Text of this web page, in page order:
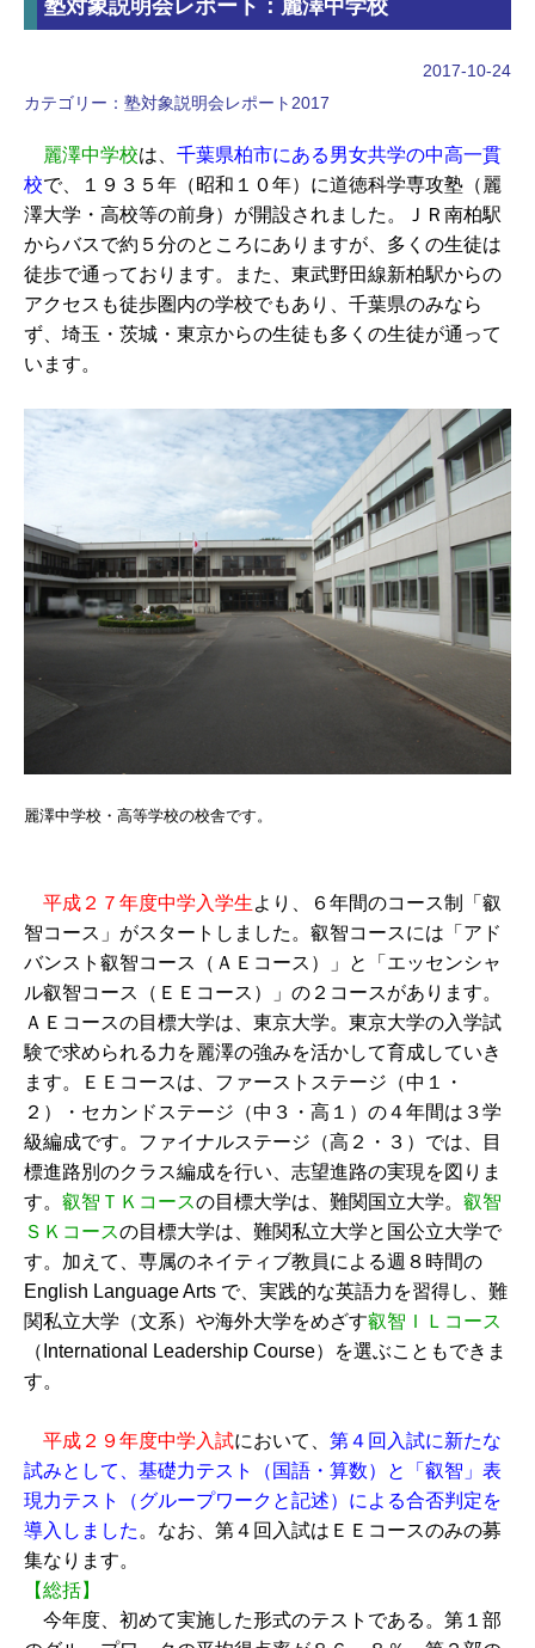
塾対象説明会レポート：麗澤中学校
2017-10-24
カテゴリー： 塾対象説明会レポート2017
麗澤中学校は、 千葉県柏市にある男女共学の中高一貫
校で、１９３５年（昭和１０年）に道徳科学専攻塾（麗
澤大学・高校等の前身）が開設されました。ＪＲ南柏駅
からバスで約５分のところにありますが、多くの生徒は
徒歩で通っております。また、東武野田線新柏駅からの
アクセスも徒歩圏内の学校でもあり、千葉県のみなら
ず、埼玉・茨城・東京からの生徒も多くの生徒が通って
います。
麗澤中学校・高等学校の校舎です。
平成２７年度中学入学生より、６年間のコース制「叡
智コース」がスタートしました。叡智コースには「アド
バンスト叡智コース（ＡＥコース）」と「エッセンシャ
ル叡智コース（ＥＥコース）」の２コースがあります。
ＡＥコースの目標大学は、東京大学。東京大学の入学試
験で求められる力を麗澤の強みを活かして育成していき
ます。ＥＥコースは、ファーストステージ（中１・
２）・セカンドステージ（中３・高１）の４年間は３学
級編成です。ファイナルステージ（高２・３）では、目
標進路別のクラス編成を行い、志望進路の実現を図りま
す。 叡智ＴＫコースの目標大学は、難関国立大学。 叡智
ＳＫコースの目標大学は、難関私立大学と国公立大学で
す。加えて、専属のネイティブ教員による週８時間の
English Language Arts で、実践的な英語力を習得し、難
関私立大学（文系）や海外大学をめざす叡智ＩＬコース
（International Leadership Course）を選ぶこともできま
す。
平成２９年度中学入試において、 第４回入試に新たな
試みとして、基礎力テスト（国語・算数）と「叡智」表
現力テスト（グループワークと記述）による合否判定を
導入しました 。なお、第４回入試はＥＥコースのみの募
集なります。
【総括】
今年度、初めて実施した形式のテストである。第１部